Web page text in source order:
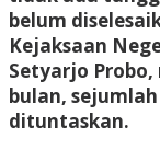
belum
Kejaksaan
Setyarjo
bulan,
dituntaskan.